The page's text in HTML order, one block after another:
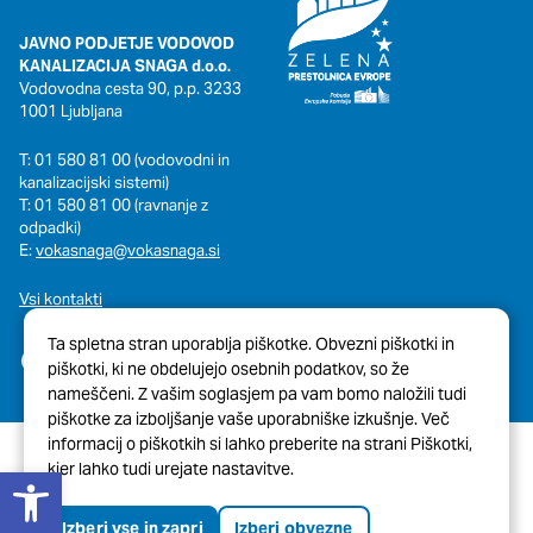
Open toolbar
JAVNO PODJETJE VODOVOD
KANALIZACIJA SNAGA d.o.o.
Vodovodna cesta 90, p.p. 3233
1001 Ljubljana
T: 01 580 81 00 (vodovodni in
kanalizacijski sistemi)
T: 01 580 81 00 (ravnanje z
odpadki)
E:vokasnaga@vokasnaga.si
Vsi kontakti
© 2026 Javni Holding Ljubljana
Piškotki
Ta spletna stran uporablja piškotke. Obvezni piškotki in
piškotki, ki ne obdelujejo osebnih podatkov, so že
nameščeni. Z vašim soglasjem pa vam bomo naložili tudi
piškotke za izboljšanje vaše uporabniške izkušnje. Več
informacij o piškotkih si lahko preberite na strani Piškotki,
kjer lahko tudi urejate nastavitve.
Izberi vse in zapri Izberi obvezne
oglaševalska podjetja jih lahko uporabljajo za izdelavo profila
vaših interesov, ki ga nato uporabijo za prikazovanje ustreznih
oglasov na drugih spletnih mestih. Pri delu uporabljajo
edinstveno prepoznavanje vašega brskalnika in naprave. Če
zavrnete uporabo teh piškotkov, ne boste deležni našega
Potrdi moje izbire
DOVOLI VSE